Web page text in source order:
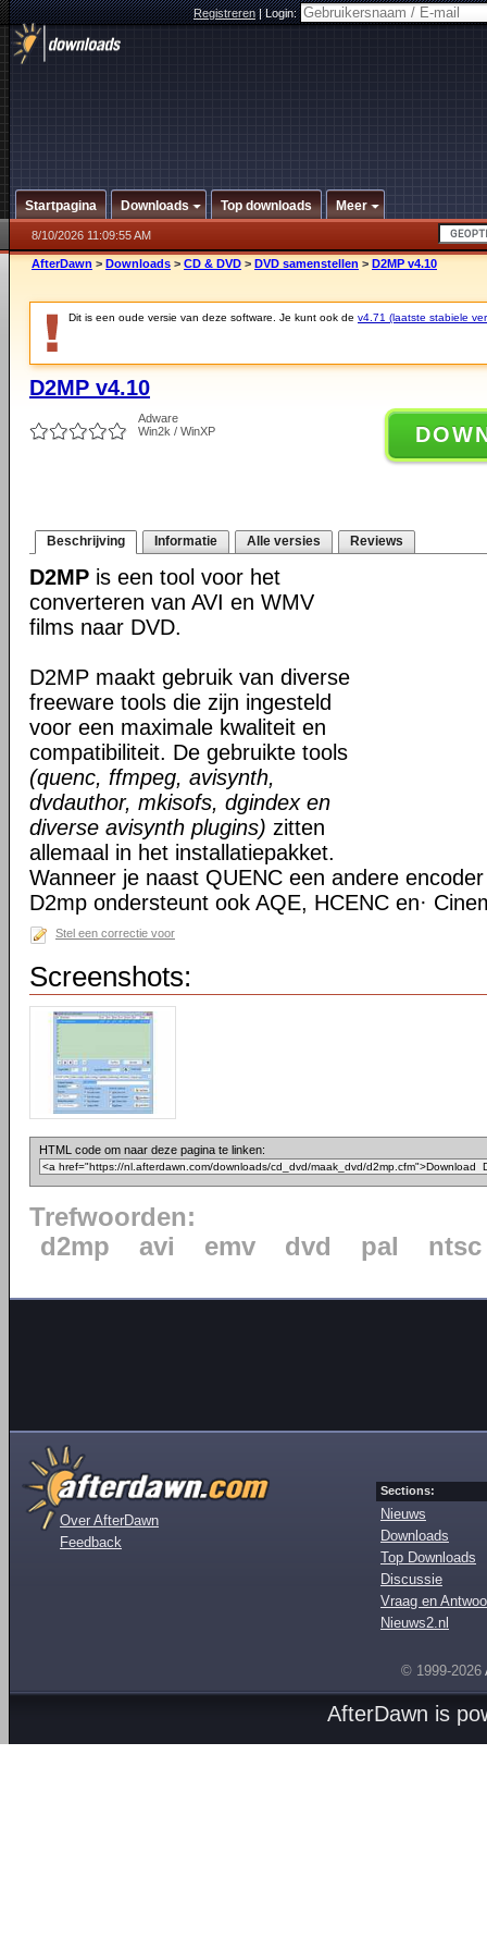
Registreren|Login:
Startpagina Downloads Top downloads Meer
8/10/2026 11:09:55 AM
AfterDawn > Downloads > CD & DVD > DVD samenstellen > D2MP v4.10
Dit is een oude versie van deze software. Je kunt ook de v4.71 (laatste stabiele
D2MP v4.10
Adware
Win2k / WinXP
Beschrijving Informatie Alle versies Reviews
D2MP is een tool voor het
converteren van AVI en WMV
films naar DVD.
D2MP maakt gebruik van diverse
freeware tools die zijn ingesteld
voor een maximale kwaliteit en
compatibiliteit. De gebruikte tools
(quenc, ffmpeg, avisynth,
dvdauthor, mkisofs, dgindex en
diverse avisynth plugins) zitten
allemaal in het installatiepakket.
Wanneer je naast QUENC een andere
D2mp ondersteunt ook AQE, HCENC en·
Stel een correctie voor
Screenshots:
HTML code om naar deze pagina te linken:
Trefwoorden:
d2mp
avi emv dvd pal ntsc
Over AfterDawn
Feedback
Sections:
Nieuws
Downloads
Top Downloads
Discussie
Vraag en
Nieuws2.nl
© 1999-2026
AfterDawn is